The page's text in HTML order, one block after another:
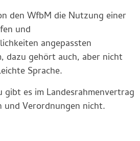
den WfbM die Nutzung einer
und
angepassten
dazu gehört auch, aber nicht
Sprache.
gibt es im Landesrahmenvertrag
und Verordnungen nicht.